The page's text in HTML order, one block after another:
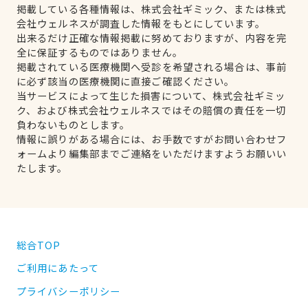
掲載している各種情報は、株式会社ギミック、または株式
会社ウェルネスが調査した情報をもとにしています。
出来るだけ正確な情報掲載に努めておりますが、内容を完
全に保証するものではありません。
掲載されている医療機関へ受診を希望される場合は、事前
に必ず該当の医療機関に直接ご確認ください。
当サービスによって生じた損害について、株式会社ギミッ
ク、および株式会社ウェルネスではその賠償の責任を一切
負わないものとします。
情報に誤りがある場合には、お手数ですがお問い合わせフ
ォームより編集部までご連絡をいただけますようお願いい
たします。
総合TOP
ご利用にあたって
プライバシーポリシー